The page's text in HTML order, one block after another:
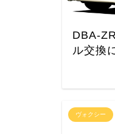
DBA-
ル交換
ヴォクシー